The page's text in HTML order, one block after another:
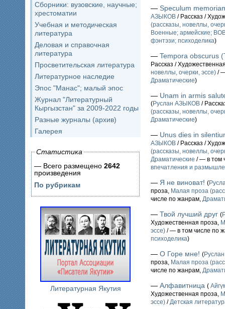
Сборники: вузовские, научные;
хрестоматии
Учебная и методическая
литература
Деловая и справочная
литература
Просветительская литература
Литературное наследие
Эпос "Манас"; малый эпос
Журнал "Литературный
Кыргызстан" за 2009-2022 годы
Разные журналы (архив)
Галерея
Статистика
— Всего размещено 2642
произведения
По рубрикам
Литературная Якутия
— Speculum
АЗЫКОВ / Рассказ /
(рассказы, новеллы,
Военные; армейские;
фэнтэзи; психоделика)
— Tempora obscurus
Рассказ /
новеллы, очерки, эссе) /
Драматические)
— Unam in armis
(Руслан АЗЫКОВ /
(рассказы, новеллы,
Драматические)
— Unus dies in
АЗЫКОВ / Рассказ /
(рассказы, новеллы,
Драматические / — в том
впечатления и
— Я не виноват! (
проза, Малая проза
числе по жанрам,
— Твой лучший друг (
Художественная проза,
эссе) / — в том числе по
психоделика)
— О Горе мне! (
проза, Малая проза
числе по жанрам,
— Алфавитница (
Художественная проза,
эссе) /Детская